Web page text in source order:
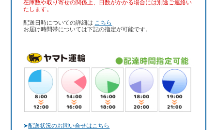
在庫数や取り寄せの関係上、日数がかかる場合には別途ご連絡い
たします。
配送日時についての詳細は こちら
お届け時間帯については下記の指定が可能です。
➤配送状況のお問い合せはこちら